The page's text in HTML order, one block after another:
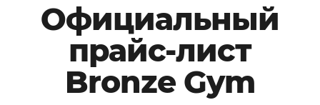
Официальный
прайс-лист
Bronze Gym